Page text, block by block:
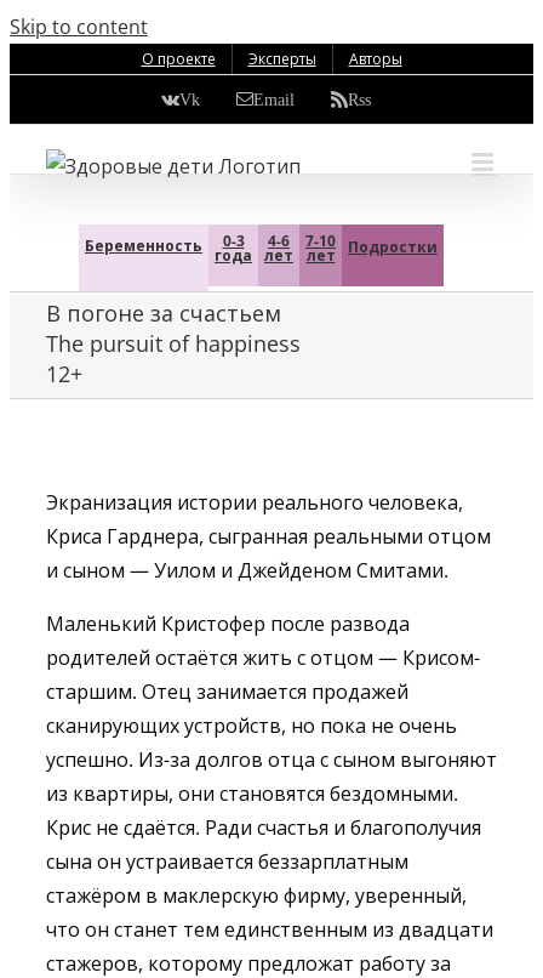
Skip to content
О проекте Эксперты Авторы
Vk Email Rss
Беременность 0-3
года
4-6
лет
7-10
лет Подростки
В погоне за счастьем
The pursuit of happiness
12+
Экранизация истории реального человека,
Криса Гарднера, сыгранная реальными отцом
и сыном — Уилом и Джейденом Смитами.
Маленький Кристофер после развода
родителей остаётся жить с отцом — Крисом-
старшим. Отец занимается продажей
сканирующих устройств, но пока не очень
успешно. Из-за долгов отца с сыном выгоняют
из квартиры, они становятся бездомными.
Крис не сдаётся. Ради счастья и благополучия
сына он устраивается беззарплатным
стажёром в маклерскую фирму, уверенный,
что он станет тем единственным из двадцати
стажеров, которому предложат работу за